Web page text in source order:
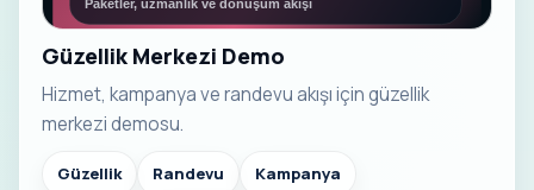
Güzellik Merkezi Demo
Hizmet, kampanya ve randevu akışı için güzellik
merkezi demosu.
Güzellik Randevu Kampanya